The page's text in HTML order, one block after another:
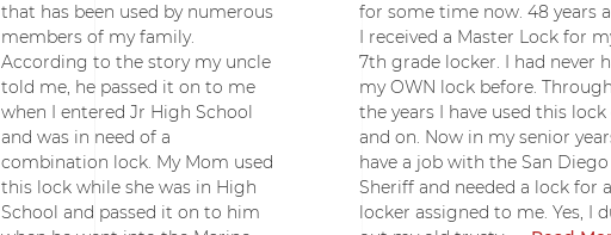
that has been used by numerous
members of my family.
According to the story my uncle
told me, he passed it on to me
when I entered Jr High School
and was in need of a
combination lock. My Mom used
this lock while she was in High
School and passed it on to him
for some time now. 48 years
I received a Master Lock for
7th grade locker. I had never
my OWN lock before. Through
the years I have used this
and on. Now in my senior
have a job with the San Diego
Sheriff and needed a lock for a
locker assigned to me. Yes, I